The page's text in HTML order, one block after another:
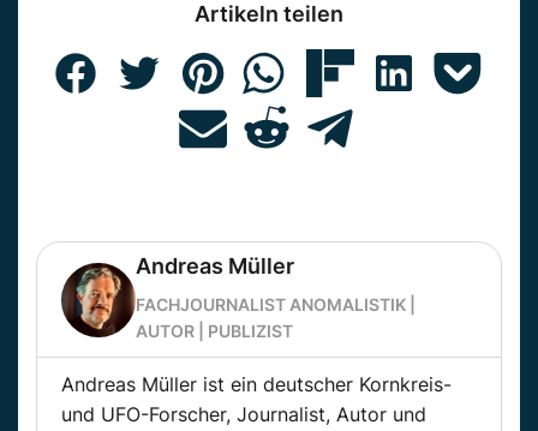
Artikeln teilen
Andreas Müller
FACHJOURNALIST ANOMALISTIK |
AUTOR | PUBLIZIST
Andreas Müller ist ein deutscher Kornkreis-
und UFO-Forscher, Journalist, Autor und